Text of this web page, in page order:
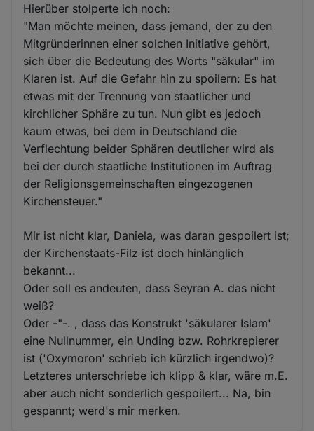
Hierüber stolperte ich noch:
"Man möchte meinen, dass jemand, der zu den
Mitgründerinnen einer solchen Initiative gehört,
sich über die Bedeutung des Worts "säkular" im
Klaren ist. Auf die Gefahr hin zu spoilern: Es hat
etwas mit der Trennung von staatlicher und
kirchlicher Sphäre zu tun. Nun gibt es jedoch
kaum etwas, bei dem in Deutschland die
Verflechtung beider Sphären deutlicher wird als
bei der durch staatliche Institutionen im Auftrag
der Religionsgemeinschaften eingezogenen
Kirchensteuer."
Mir ist nicht klar, Daniela, was daran gespoilert ist;
der Kirchenstaats-Filz ist doch hinlänglich
bekannt...
Oder soll es andeuten, dass Seyran A. das nicht
weiß?
Oder -"-. , dass das Konstrukt 'säkularer Islam'
eine Nullnummer, ein Unding bzw. Rohrkrepierer
ist ('Oxymoron' schrieb ich kürzlich irgendwo)?
Letzteres unterschriebe ich klipp & klar, wäre m.E.
aber auch nicht sonderlich gespoilert... Na, bin
gespannt; werd's mir merken.